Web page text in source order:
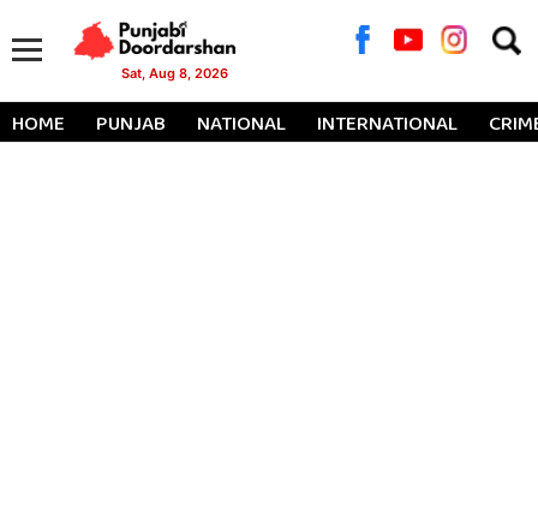
Sat, Aug 8, 2026
for:
HOME PUNJAB NATIONAL INTERNATIONAL